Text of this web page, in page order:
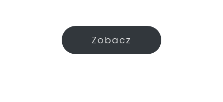
Zobacz